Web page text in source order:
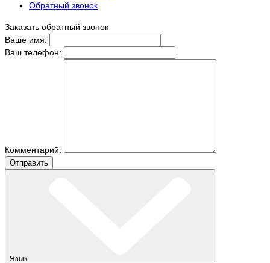
Обратный звонок
Заказать обратный звонок
Ваше имя:
Ваш телефон:
Комментарий:
Отправить
Язык